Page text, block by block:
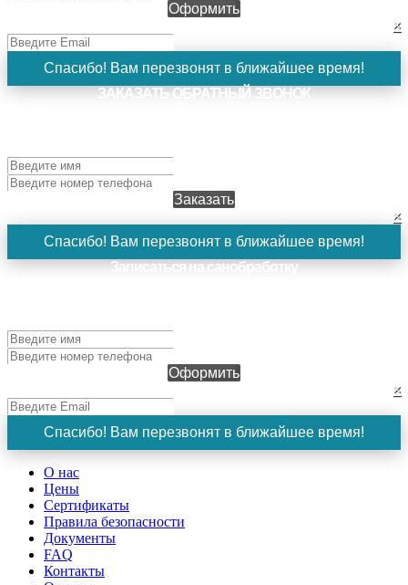
Оформить
×
Спасибо! Вам перезвонят в ближайшее время!
ЗАКАЗАТЬ ОБРАТНЫЙ ЗВОНОК
Заказать
×
Спасибо! Вам перезвонят в ближайшее время!
Записаться на санобработку
Оформить
×
Спасибо! Вам перезвонят в ближайшее время!
О нас
Цены
Сертификаты
Правила безопасности
Документы
FAQ
Контакты